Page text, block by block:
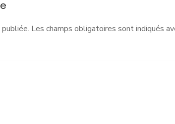
Les champs obligatoires sont indiqués